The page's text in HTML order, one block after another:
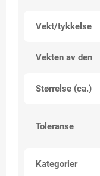
Vekt/tykkelse
Vekten av den
Størrelse (ca.)
Toleranse
Kategorier